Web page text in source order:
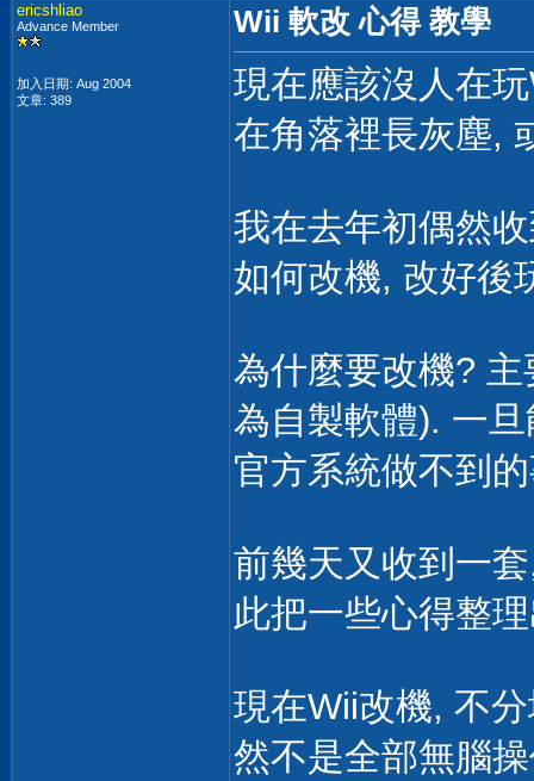
ericshliao
Advance Member
加入日期: Aug 2004
文章: 389
Wii 軟改 心得 教學
現在應該沒人在
在角落裡長灰塵,
我在去年初偶然
如何改機, 改好後
為什麼要改機?
為自製軟體). 一
官方系統做不到
前幾天又收到一
此把一些心得整
現在Wii改機, 不
然不是全部無腦